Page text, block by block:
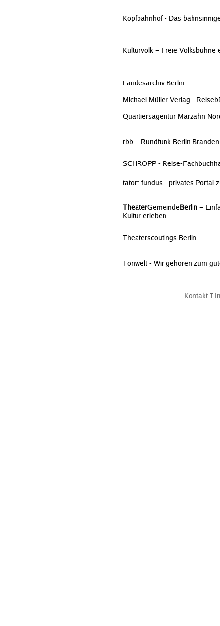
Kopfbahnhof - Das
Kulturvolk – Freie Volksbühne
Landesarchiv Berlin
Michael Müller Verlag -
Quartiersagentur Marzahn
rbb – Rundfunk Berlin
SCHROPP - Reise-
tatort-fundus - privates Portal
TheaterGemeindeBerlin–
Kultur erleben
Theaterscoutings Berlin
Tonwelt - Wir gehören zum
Kontakt Ι